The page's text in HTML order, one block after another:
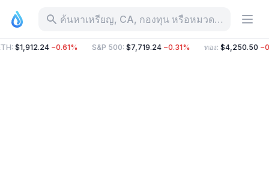
ค้นหาเหรียญ, CA, กองทุน หรือหมวดหมู่
: $1,912.24 −0.61% S&P 500: $7,719.24 −0.31% ทอง: $4,250.50